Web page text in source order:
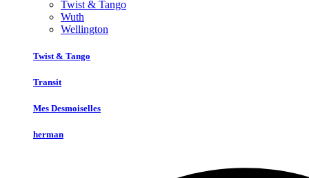
Twist & Tango
Wuth
Wellington
Twist & Tango
Transit
Mes Desmoiselles
herman